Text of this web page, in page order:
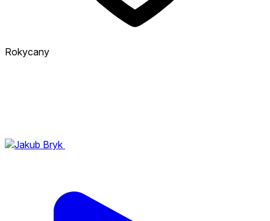
Rokycany